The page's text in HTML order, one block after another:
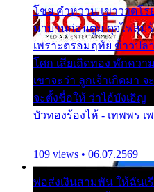
โชย คำหวาน เขาวาดโ
มาบานก่อนตูม ดุจไฟสุม
เพราะตรอมฤทัย ข้าวปล
โศก เสียเถิดทอง พักควา
เขาจะว่า ลูกเจ้าเกิดมา
จะตั้งชื่อให้ ว่าไอ้บังเอิญ
บัวทองร้องไห้ - เทพพร เ
109 views • 06.07.2569
พ่อส่งเงินสามพัน ให้ฉัน